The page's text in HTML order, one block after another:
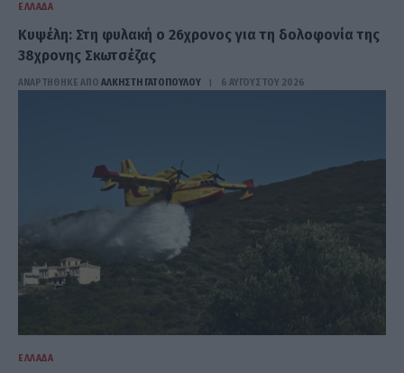
ΕΛΛΆΔΑ
Κυψέλη: Στη φυλακή ο 26χρονος για τη δολοφονία της
38χρονης Σκωτσέζας
ΑΝΑΡΤΗΘΗΚΕ ΑΠΟ ΆΛΚΗΣΤΗ ΓΑΤΟΠΟΎΛΟΥ 6 ΑΥΓΟΎΣΤΟΥ 2026
ΕΛΛΆΔΑ